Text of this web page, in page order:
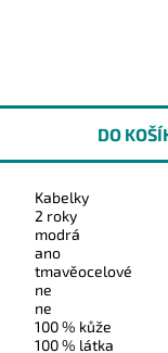
Kabelky
2 roky
modrá
ano
tmavěocelové
ne
ne
100 % kůže
100 % látka